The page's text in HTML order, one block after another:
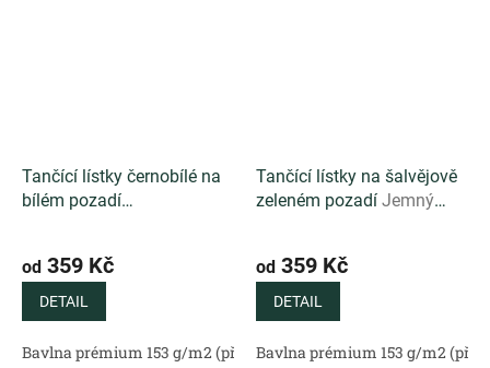
Tančící lístky černobílé na
bílém pozadí
čistě bílém podkladu
od 359 Kč
DETAIL
Bavlna prémium 153 g/m2 (přírodní) Bavlněný satén 130 g/
Tančící lístky na šalvějově
zeleném pozadí Jemný
zeleném podkladu
od 359 Kč
DETAIL
Bavlna prémium 153 g/m2